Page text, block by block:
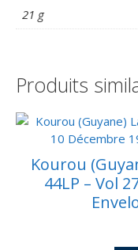
21 g
Produits
Kourou
44LP – Vol